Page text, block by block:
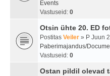
Events
Vastuseid: 0
Otsin ühte 20. ED
Postitas Veiler » P Juun
Paberimajandus/
Vastuseid: 0
Ostan pildil olevad